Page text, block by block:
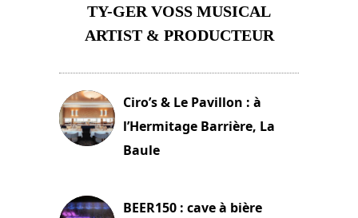
TY-GER VOSS MUSICAL
ARTIST & PRODUCTEUR
Ciro’s & Le Pavillon : à
l’Hermitage Barrière, La
Baule
BEER150 : cave à bière